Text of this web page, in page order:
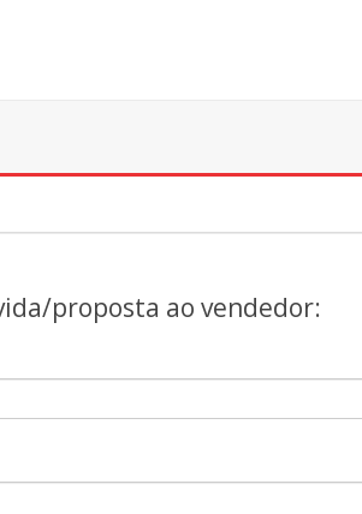
proposta ao vendedor: